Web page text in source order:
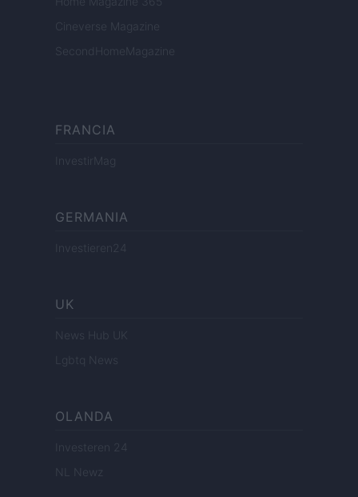
Cineverse Magazine
SecondHomeMagazine
FRANCIA
InvestirMag
GERMANIA
Investieren24
UK
News Hub UK
Lgbtq News
OLANDA
Investeren 24
NL Newz